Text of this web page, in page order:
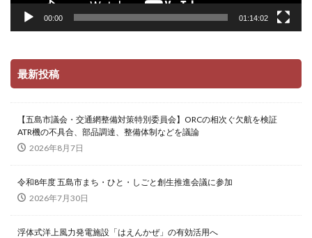
00:00 01:14:02
最新投稿
【五島市議会・交通網整備対策特別委員会】ORCの相次ぐ欠航を検証
ATR機の不具合、部品調達、整備体制などを議論
2026年8月7日
令和8年度 五島市まち・ひと・しごと創生推進会議に参加
2026年7月30日
浮体式洋上風力発電施設「はえんかぜ」の有効活用へ